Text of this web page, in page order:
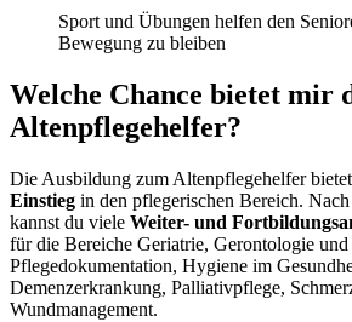
Sport und Übungen helfen den
Bewegung zu bleiben
Welche Chance bietet mir
Altenpflegehelfer?
Die Ausbildung zum Altenpflegehelfer
Einstieg in den pflegerischen Bereich.
kannst du viele Weiter- und
für die Bereiche Geriatrie, Gerontologie
Pflegedokumentation, Hygiene im
Demenzerkrankung, Palliativpflege,
Wundmanagement.